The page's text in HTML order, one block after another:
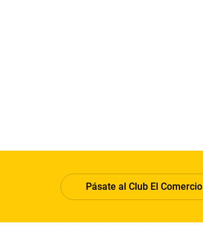
Pásate al Club El Comercio